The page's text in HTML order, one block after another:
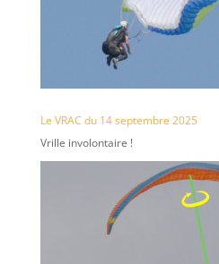
Le VRAC du 14 septembre 2025
Vrille involontaire !